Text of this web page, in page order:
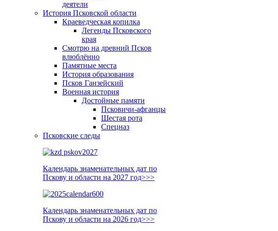
деятели
История Псковской области
Краеведческая копилка
Легенды Псковского
края
Смотрю на древний Псков
влюблённо
Памятные места
История образования
Псков Ганзейский
Военная история
Достойные памяти
Псковичи-афганцы
Шестая рота
Спецназ
Псковские следы
Календарь знаменательных дат по
Пскову и области на 2027 год>>>
Календарь знаменательных дат по
Пскову и области на 2026 год>>>